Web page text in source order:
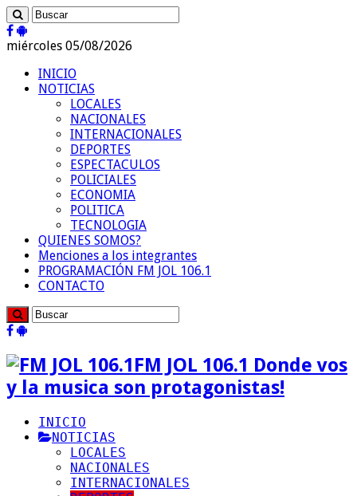
miércoles 05/08/2026
INICIO
NOTICIAS
LOCALES
NACIONALES
INTERNACIONALES
DEPORTES
ESPECTACULOS
POLICIALES
ECONOMIA
POLITICA
TECNOLOGIA
QUIENES SOMOS?
Menciones a los integrantes
PROGRAMACIÓN FM JOL 106.1
CONTACTO
FM JOL 106.1 Donde vos
y la musica son protagonistas!
INICIO
NOTICIAS
LOCALES
NACIONALES
INTERNACIONALES